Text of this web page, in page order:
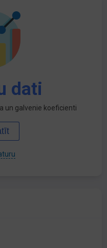
dati
un galvenie koeficienti